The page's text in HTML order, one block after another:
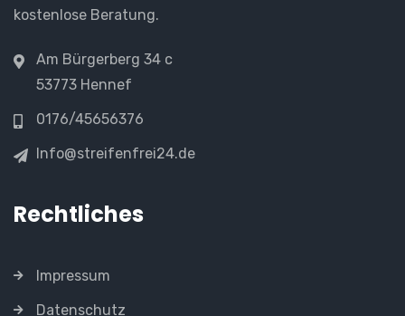
kostenlose Beratung.
Am Bürgerberg 34 c
53773 Hennef
0176/45656376
Info@streifenfrei24.de
Rechtliches
Impressum
Datenschutz